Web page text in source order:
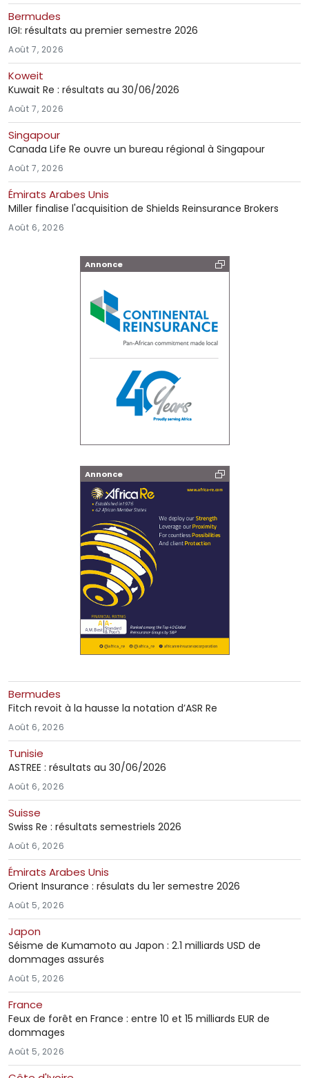
Bermudes
IGI: résultats au premier semestre 2026
Août 7, 2026
Koweit
Kuwait Re : résultats au 30/06/2026
Août 7, 2026
Singapour
Canada Life Re ouvre un bureau régional à Singapour
Août 7, 2026
Émirats Arabes Unis
Miller finalise l'acquisition de Shields Reinsurance Brokers
Août 6, 2026
Annonce
Annonce
Bermudes
Fitch revoit à la hausse la notation d’ASR Re
Août 6, 2026
Tunisie
ASTREE : résultats au 30/06/2026
Août 6, 2026
Suisse
Swiss Re : résultats semestriels 2026
Août 6, 2026
Émirats Arabes Unis
Orient Insurance : résulats du 1er semestre 2026
Août 5, 2026
Japon
Séisme de Kumamoto au Japon : 2.1 milliards USD de
dommages assurés
Août 5, 2026
France
Feux de forêt en France : entre 10 et 15 milliards EUR de
dommages
Août 5, 2026